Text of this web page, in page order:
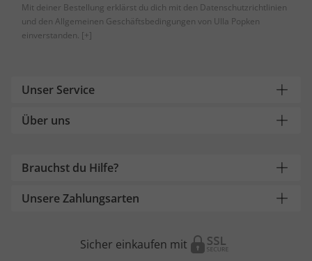
Mit deiner Bestellung erklärst du dich mit den Datenschutzrichtlinien
und den Allgemeinen Geschäftsbedingungen von Ulla Popken
einverstanden. [+]
Unser Service
Über uns
Brauchst du Hilfe?
Unsere Zahlungsarten
Sicher einkaufen mit